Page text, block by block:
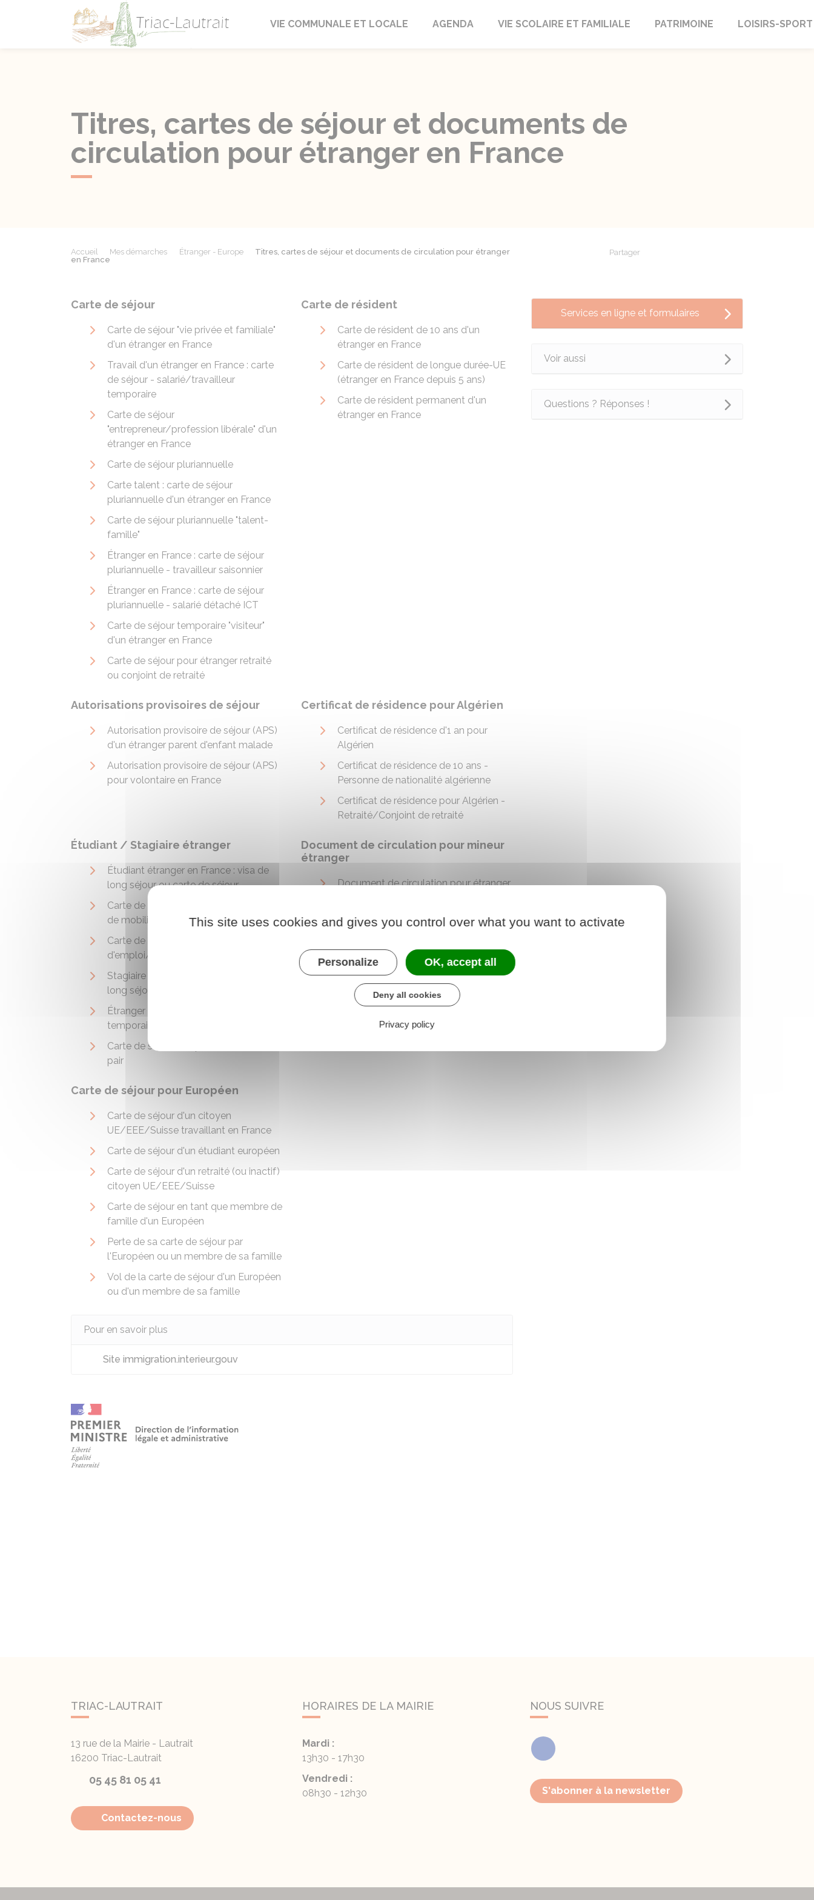
Triac-Lautrait
VIE COMMUNALE ET LOCALE AGENDA VIE SCOLAIRE ET FAMILIALE PATRIMOINE LOISIRS-SPORT
Titres, cartes de séjour et documents de
circulation pour étranger en France
Accueil Mes démarches Étranger - Europe
Titres, cartes de séjour et documents de circulation pour étranger
en France
Partager
Carte de séjour
Carte de séjour "vie privée et familiale"
d'un étranger en France
Travail d'un étranger en France : carte
de séjour - salarié/travailleur
temporaire
Carte de séjour
"entrepreneur/profession libérale" d'un
étranger en France
Carte de séjour pluriannuelle
Carte talent : carte de séjour
pluriannuelle d'un étranger en France
Carte de séjour pluriannuelle "talent-
famille"
Étranger en France : carte de séjour
pluriannuelle - travailleur saisonnier
Étranger en France : carte de séjour
pluriannuelle - salarié détaché ICT
Carte de séjour temporaire "visiteur"
d'un étranger en France
Carte de séjour pour étranger retraité
ou conjoint de retraité
Carte de résident
Carte de résident de 10 ans d'un
étranger en France
Carte de résident de longue durée-UE
(étranger en France depuis 5 ans)
Carte de résident permanent d'un
étranger en France
Autorisations provisoires de séjour
Autorisation provisoire de séjour (APS)
d'un étranger parent d'enfant malade
Autorisation provisoire de séjour (APS)
pour volontaire en France
Certificat de résidence pour Algérien
Certificat de résidence d'1 an pour
Algérien
Certificat de résidence de 10 ans -
Personne de nationalité algérienne
Certificat de résidence pour Algérien -
Retraité/Conjoint de retraité
Étudiant / Stagiaire étranger
Étudiant étranger en France : visa de
long séjour ou carte de séjour
Carte de séjour étudiant "programme
de mobilité"
Carte de séjour ou VLS-TS - Recherche
d'emploi/création d'entreprise
Stagiaire étranger en France : visa de
long séjour ou carte de séjour
Étranger en France : carte de séjour
temporaire - stagiaire (mobile) ICT
Carte de séjour temporaire - Jeune au
pair
Document de circulation pour mineur
étranger
Document de circulation pour étranger
Titre d'identité républicain (TIR) d'un
mineur étranger né en France
Carte de séjour pour Européen
Carte de séjour d'un citoyen
UE/EEE/Suisse travaillant en France
Carte de séjour d'un étudiant européen
Carte de séjour d'un retraité (ou inactif)
citoyen UE/EEE/Suisse
Carte de séjour en tant que membre de
famille d'un Européen
Perte de sa carte de séjour par
l'Européen ou un membre de sa famille
Vol de la carte de séjour d'un Européen
ou d'un membre de sa famille
Pour en savoir plus
Site immigration.interieur.gouv
Services en ligne et formulaires
Voir aussi
Questions ? Réponses !
TRIAC-LAUTRAIT
13 rue de la Mairie - Lautrait
16200 Triac-Lautrait
05 45 81 05 41
Contactez-nous
HORAIRES DE LA MAIRIE
Mardi :
13h30 - 17h30
Vendredi :
08h30 - 12h30
NOUS SUIVRE
Facebook
S'abonner à la newsletter
This site uses cookies and gives you control over what you want to activate
Personalize OK, accept all
Deny all cookies
Privacy policy